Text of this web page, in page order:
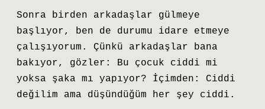
Sonra birden arkadaşlar gülmeye
başlıyor, ben de durumu idare etmeye
çalışıyorum. Çünkü arkadaşlar bana
bakıyor, gözler: Bu çocuk ciddi mi
yoksa şaka mı yapıyor? İçimden: Ciddi
değilim ama düşündüğüm her şey ciddi.